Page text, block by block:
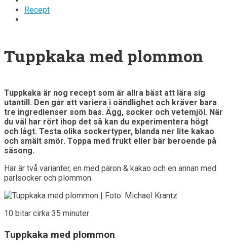
Recept
Tuppkaka med plommon
Tuppkaka är nog recept som är allra bäst att lära sig
utantill. Den går att variera i oändlighet och kräver bara
tre ingredienser som bas. Ägg, socker och vetemjöl. När
du väl har rört ihop det så kan du experimentera högt
och lågt. Testa olika sockertyper, blanda ner lite kakao
och smält smör. Toppa med frukt eller bär beroende på
säsong.
Här är två varianter, en med päron & kakao och en annan med
pärlsocker och plommon.
10 bitar cirka 35 minuter
Tuppkaka med plommon